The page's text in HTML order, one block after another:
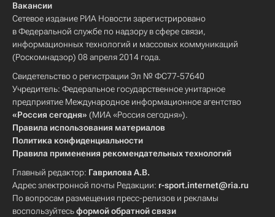
Вакансии
Сетевое издание РИА Новости зарегистрировано
в Федеральной службе по надзору в сфере связи,
информационных технологий и массовых коммуникаций
(Роскомнадзор) 08 апреля 2014 года.
Свидетельство о регистрации Эл № ФС77-57640
Учредитель: Федеральное государственное унитарное
предприятие Международное информационное агентство
«Россия сегодня» (МИА «Россия сегодня»).
Правила использования материалов
Политика конфиденциальности
Правила применения рекомендательных технологий
Главный редактор: Гаврилова А.В.
Адрес электронной почты Редакции: r-sport.internet@ria.ru
По вопросам размещения пресс-релизов и рекламы
воспользуйтесьформой обратной связи